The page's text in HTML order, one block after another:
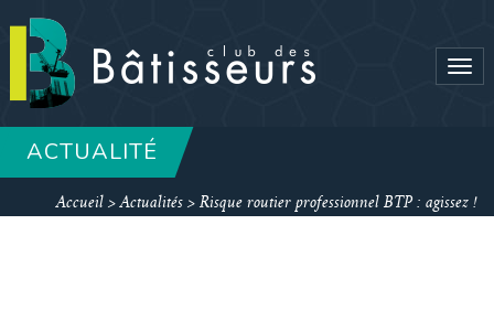
ACTUALITÉ
Accueil >Actualités > Risque routier professionnel BTP : agissez !